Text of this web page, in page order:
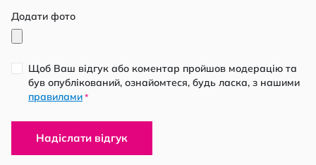
Додати фото
Щоб Ваш відгук або коментар пройшов модерацію та
був опублікований, ознайомтеся, будь ласка, з нашими
правилами *
Надіслати відгук